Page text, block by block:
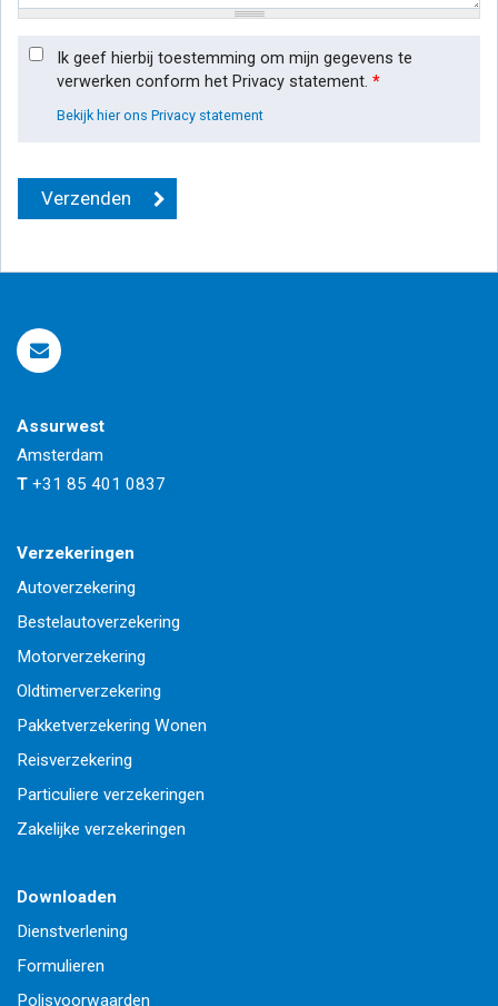
Ik geef hierbij toestemming om mijn gegevens te
verwerken conform het Privacy statement. *
Bekijk hier ons Privacy statement
Assurwest
Amsterdam
T +31 85 401 0837
Verzekeringen
Autoverzekering
Bestelautoverzekering
Motorverzekering
Oldtimerverzekering
Pakketverzekering Wonen
Reisverzekering
Particuliere verzekeringen
Zakelijke verzekeringen
Downloaden
Dienstverlening
Formulieren
Polisvoorwaarden